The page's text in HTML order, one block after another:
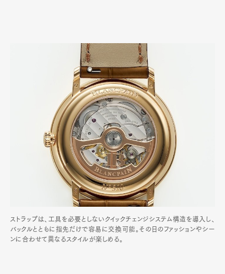
ストラップは、工具を必要としないクイックチェンジシステム構造を導入し、
バックルとともに指先だけで容易に交換可能。その日のファッションやシー
ンに合わせて異なるスタイルが楽しめる。